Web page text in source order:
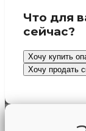
Что для
сейчас?
Хочу купить
Хочу продать